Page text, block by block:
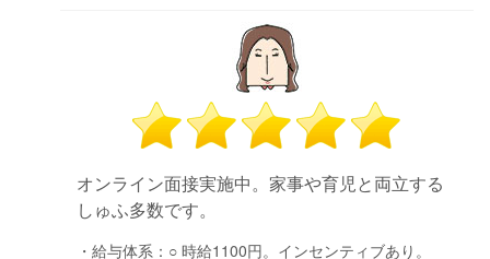
オンライン面接実施中。家事や育児と両立する
しゅふ多数です。
・給与体系： ○ 時給1100円。インセンティブあり。